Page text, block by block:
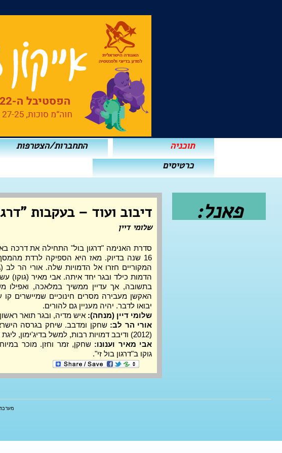
תוכניה התחברות/הצטרפות
כרטיסים
פאנל: דיבוב ועוד – בעקבות
שלומי דיין
יבואו לדבר. יהיה מעניין גם להורים.
שלומי דיין (מנחה): איש מדיה, ובגר תואר
אורי הר לב:
(2012) ודיבב דמויות רבות, למשל בדיג'ימון, ליגת הצדק, ספיידרמן ועוד.
אבי מאיר וענונו:
גוקו ב"דרגון בול זי".
מערכת כו"ד